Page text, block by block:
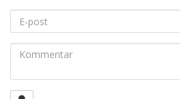
post
Kommentar